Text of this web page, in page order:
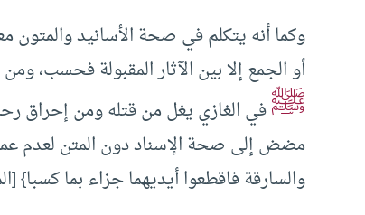
وكما أنه يتكلم في صحة الأسانيد والمتون
أو الجمع إلا بين الآثار المقبولة فحسب،
ﷺفي الغازي يغل من قتله ومن إحراق
مضض إلى صحة الإسناد دون المتن لعدم
والسارقة فاقطعوا أيديهما جزاء بما كسبا}